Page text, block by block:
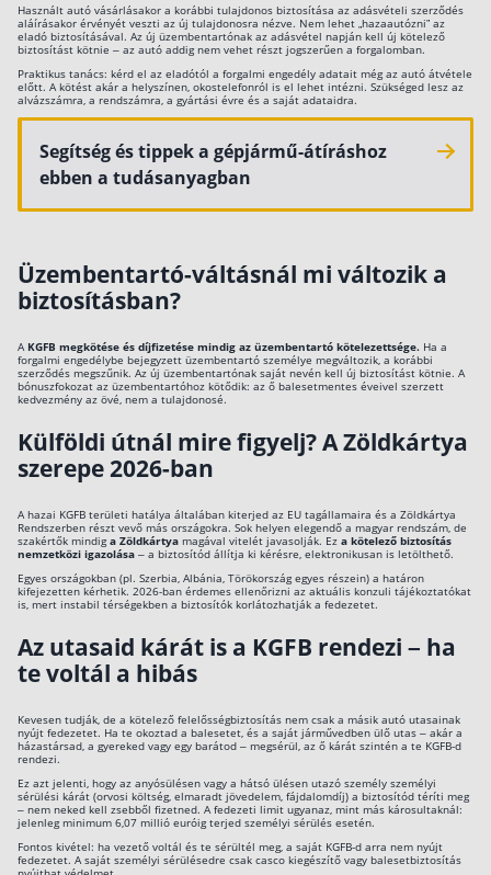
Használt autó vásárlásakor a korábbi tulajdonos biztosítása az adásvételi szerződés
aláírásakor érvényét veszti az új tulajdonosra nézve. Nem lehet „hazaautózni” az
eladó biztosításával. Az új üzembentartónak az adásvétel napján kell új kötelező
biztosítást kötnie – az autó addig nem vehet részt jogszerűen a forgalomban.
Praktikus tanács: kérd el az eladótól a forgalmi engedély adatait még az autó átvétele
előtt. A kötést akár a helyszínen, okostelefonról is el lehet intézni. Szükséged lesz az
alvázszámra, a rendszámra, a gyártási évre és a saját adataidra.
Segítség és tippek a gépjármű-átíráshoz
ebben a tudásanyagban
Üzembentartó-váltásnál mi változik a
biztosításban?
A KGFB megkötése és díjfizetése mindig az üzembentartó kötelezettsége. Ha a
forgalmi engedélybe bejegyzett üzembentartó személye megváltozik, a korábbi
szerződés megszűnik. Az új üzembentartónak saját nevén kell új biztosítást kötnie. A
bónuszfokozat az üzembentartóhoz kötődik: az ő balesetmentes éveivel szerzett
kedvezmény az övé, nem a tulajdonosé.
Külföldi útnál mire figyelj? A Zöldkártya
szerepe 2026-ban
A hazai KGFB területi hatálya általában kiterjed az EU tagállamaira és a Zöldkártya
Rendszerben részt vevő más országokra. Sok helyen elegendő a magyar rendszám, de
szakértők mindiga Zöldkártya magával vitelét javasolják. Ez a kötelező biztosítás
nemzetközi igazolása – a biztosítód állítja ki kérésre, elektronikusan is letölthető.
Egyes országokban (pl. Szerbia, Albánia, Törökország egyes részein) a határon
kifejezetten kérhetik. 2026-ban érdemes ellenőrizni az aktuális konzuli tájékoztatókat
is, mert instabil térségekben a biztosítók korlátozhatják a fedezetet.
Az utasaid kárát is a KGFB rendezi – ha
te voltál a hibás
Kevesen tudják, de a kötelező felelősségbiztosítás nem csak a másik autó utasainak
nyújt fedezetet. Ha te okoztad a balesetet, és a saját járművedben ülő utas – akár a
házastársad, a gyereked vagy egy barátod – megsérül, az ő kárát szintén a te KGFB-d
rendezi.
Ez azt jelenti, hogy az anyósülésen vagy a hátsó ülésen utazó személy személyi
sérülési kárát (orvosi költség, elmaradt jövedelem, fájdalomdíj) a biztosítód téríti meg
– nem neked kell zsebből fizetned. A fedezeti limit ugyanaz, mint más károsultaknál:
jelenleg minimum 6,07 millió euróig terjed személyi sérülés esetén.
Fontos kivétel: ha vezető voltál és te sérültél meg, a saját KGFB-d arra nem nyújt
fedezetet. A saját személyi sérülésedre csak casco kiegészítő vagy balesetbiztosítás